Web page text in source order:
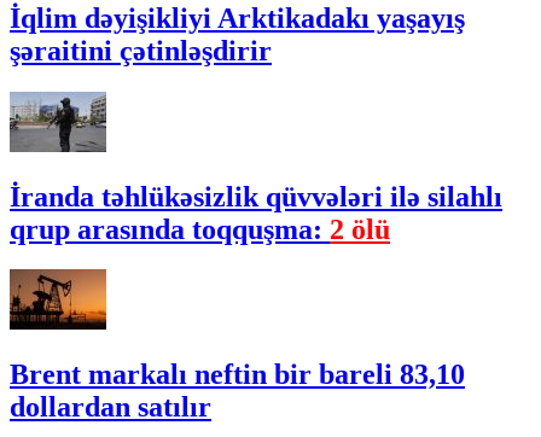
İqlim dəyişikliyi Arktikadakı yaşayış
şəraitini çətinləşdirir
İranda təhlükəsizlik qüvvələri ilə silahlı
qrup arasında toqquşma: 2 ölü
Brent markalı neftin bir bareli 83,10
dollardan satılır